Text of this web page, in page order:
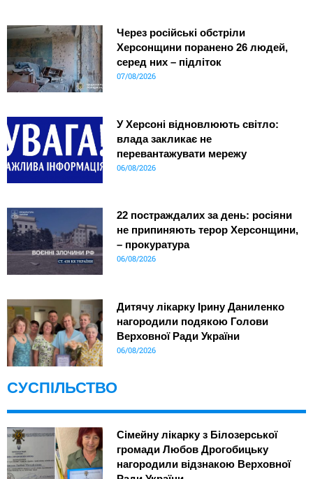
Через російські обстріли
Херсонщини поранено 26 людей,
серед них – підліток
07/08/2026
У Херсоні відновлюють світло:
влада закликає не
перевантажувати мережу
06/08/2026
22 постраждалих за день: росіяни
не припиняють терор Херсонщини,
– прокуратура
06/08/2026
Дитячу лікарку Ірину Даниленко
нагородили подякою Голови
Верховної Ради України
06/08/2026
СУСПІЛЬСТВО
Сімейну лікарку з Білозерської
громади Любов Дрогобицьку
нагородили відзнакою Верховної